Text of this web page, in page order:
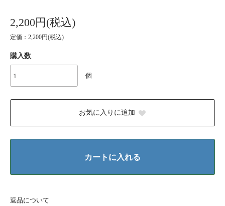
2,200円(税込)
定価：2,200円(税込)
購入数
個
お気に入りに追加
カートに入れる
返品について